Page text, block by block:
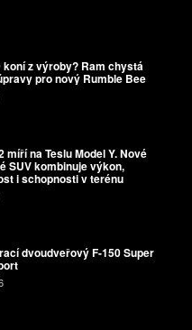
koní z výroby? Ram chystá
pro nový Rumble Bee
míří na Teslu Model Y. Nové
SUV kombinuje výkon,
i schopnosti v terénu
dvoudveřový F-150 Super